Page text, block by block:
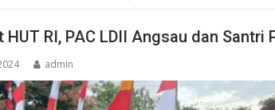
HUT RI, PAC LDII Angsau dan
admin